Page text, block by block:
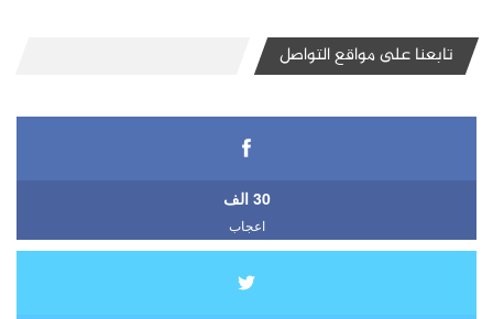
تابعنا على مواقع التواصل
30 الف
اعجاب